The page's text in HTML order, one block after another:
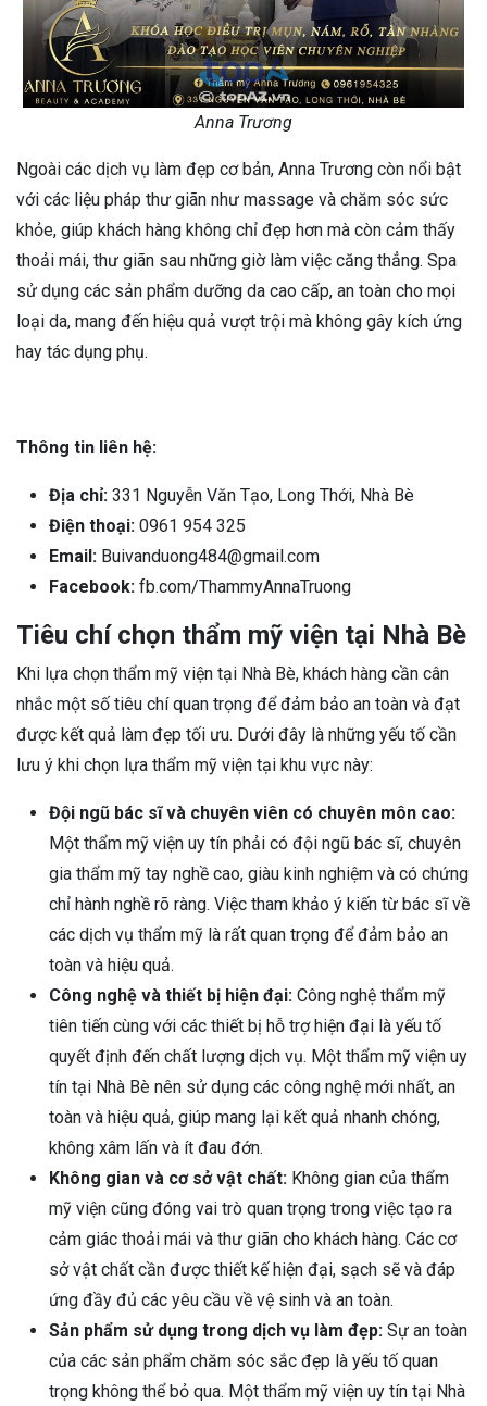
Anna Trương
Ngoài các dịch vụ làm đẹp cơ bản, Anna Trương còn nổi bật
với các liệu pháp thư giãn như massage và chăm sóc sức
khỏe, giúp khách hàng không chỉ đẹp hơn mà còn cảm thấy
thoải mái, thư giãn sau những giờ làm việc căng thẳng. Spa
sử dụng các sản phẩm dưỡng da cao cấp, an toàn cho mọi
loại da, mang đến hiệu quả vượt trội mà không gây kích ứng
hay tác dụng phụ.
Thông tin liên hệ:
Địa chỉ: 331 Nguyễn Văn Tạo, Long Thới, Nhà Bè
Điện thoại: 0961 954 325
Email: Buivanduong484@gmail.com
Facebook: fb.com/ThammyAnnaTruong
Tiêu chí chọn thẩm mỹ viện tại Nhà Bè
Khi lựa chọn thẩm mỹ viện tại Nhà Bè, khách hàng cần cân
nhắc một số tiêu chí quan trọng để đảm bảo an toàn và đạt
được kết quả làm đẹp tối ưu. Dưới đây là những yếu tố cần
lưu ý khi chọn lựa thẩm mỹ viện tại khu vực này:
Đội ngũ bác sĩ và chuyên viên có chuyên môn cao:
Một thẩm mỹ viện uy tín phải có đội ngũ bác sĩ, chuyên
gia thẩm mỹ tay nghề cao, giàu kinh nghiệm và có chứng
chỉ hành nghề rõ ràng. Việc tham khảo ý kiến từ bác sĩ về
các dịch vụ thẩm mỹ là rất quan trọng để đảm bảo an
toàn và hiệu quả.
Công nghệ và thiết bị hiện đại: Công nghệ thẩm mỹ
tiên tiến cùng với các thiết bị hỗ trợ hiện đại là yếu tố
quyết định đến chất lượng dịch vụ. Một thẩm mỹ viện uy
tín tại Nhà Bè nên sử dụng các công nghệ mới nhất, an
toàn và hiệu quả, giúp mang lại kết quả nhanh chóng,
không xâm lấn và ít đau đớn.
Không gian và cơ sở vật chất: Không gian của thẩm
mỹ viện cũng đóng vai trò quan trọng trong việc tạo ra
cảm giác thoải mái và thư giãn cho khách hàng. Các cơ
sở vật chất cần được thiết kế hiện đại, sạch sẽ và đáp
ứng đầy đủ các yêu cầu về vệ sinh và an toàn.
Sản phẩm sử dụng trong dịch vụ làm đẹp: Sự an toàn
của các sản phẩm chăm sóc sắc đẹp là yếu tố quan
trọng không thể bỏ qua. Một thẩm mỹ viện uy tín tại Nhà